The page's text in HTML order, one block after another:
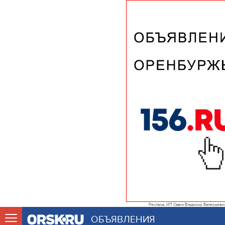
Реклама. ИП Савин Владимир Валерьевич
ОБЪЯВЛЕНИЯ